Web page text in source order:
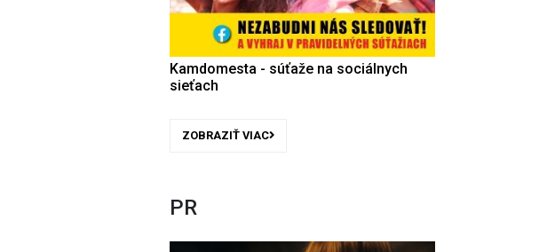
Kamdomesta - súťaže na sociálnych
sieťach
ZOBRAZIŤ VIAC
PR